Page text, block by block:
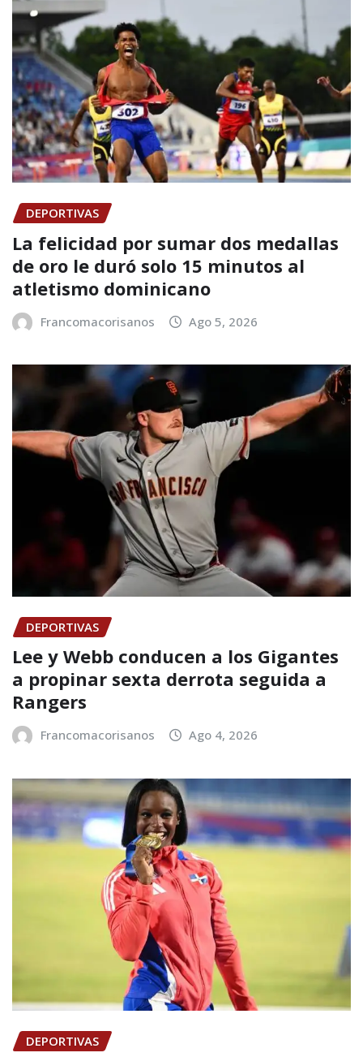
DEPORTIVAS
La felicidad por sumar dos medallas
de oro le duró solo 15 minutos al
atletismo dominicano
Francomacorisanos Ago 5, 2026
DEPORTIVAS
Lee y Webb conducen a los Gigantes
a propinar sexta derrota seguida a
Rangers
Francomacorisanos Ago 4, 2026
DEPORTIVAS